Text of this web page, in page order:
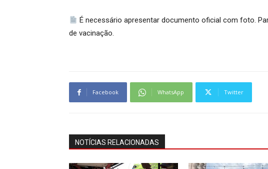
É necessário apresentar documento oficial com foto.
de vacinação.
Facebook WhatsApp Twitter
NOTÍCIAS RELACIONADAS